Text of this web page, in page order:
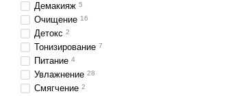
Демакияж 5
Очищение 16
Детокс 2
Тонизирование 7
Питание 4
Увлажнение 28
Смягчение 2